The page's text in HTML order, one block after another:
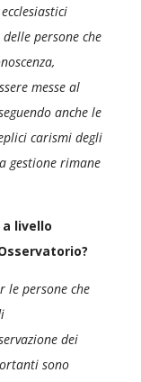
persone che
messe al
anche le
carismi degli
gestione rimane
livello
le persone che
dei
sono